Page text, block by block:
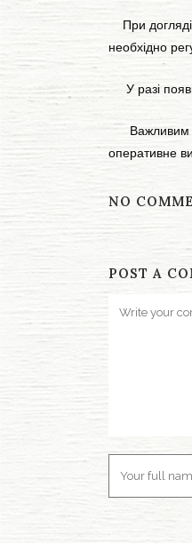
При догляді
необхідно
У разі
Важливим
оперативне
NO
POST A